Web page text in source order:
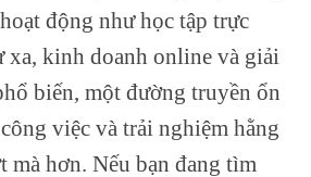
động như học tập trực
xa, kinh doanh online và giải
biến, một đường truyền ổn
việc và trải nghiệm hằng
mà hơn. Nếu bạn đang tìm